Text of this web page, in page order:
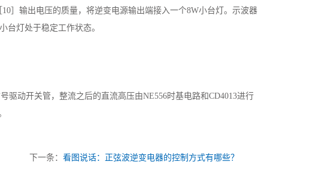
］输出电压的质量，将逆变电源输出端接入一个8W小台灯。示波器
台灯处于稳定工作状态。
驱动开关管，整流之后的直流高压由NE556时基电路和CD4013进行
下一条：看图说话：正弦波逆变电器的控制方式有哪些？